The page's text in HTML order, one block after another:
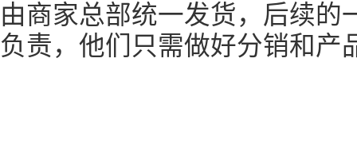
由商家总部统一发货，后续的
负责，他们只需做好分销和产